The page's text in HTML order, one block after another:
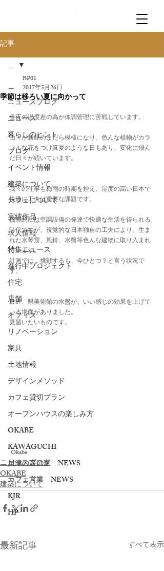
記事
＿
ニュースブログ
ニュース
暮らしのヒント
ブログ
イベント情報
建築について
カフェについて
実績作品
求人情報
特集ニュース
進行中プロジェクト
住宅
店舗
オフィス
リノベーション
家具
土地情報
デザインメソッド
カフェ貸切プラン
オープンハウスの楽しみ方
OKABE
KAWAGUCHI
貝津の森の家 NEWS
カフェ営業 NEWS
KJR
HP
＿
季節は移ろい夏に向かって
BP01
2017年5月26日
昼夜の温度差の為か体調管理に苦戦しています。
山々が新緑のまだら模様になり、色んな植物がカラ
フルな花をつけ真夏のような日もあり、変化に飛ん
だ日々が続いています。
我々の仕事も梅雨の時期を控え、湿度の高い日本で
快適に工夫は重要な課題です。
機能的には空調設備の発達で快適な生活を得られる
時代ですが、視覚的な日本独自の工夫により、生ま
れた水琴窟、風鈴、水盤等色んな建物に取り入まれ
ています。
計画では，挑戦するも、今ひとつ？と言う状況で
す。
最近、県美術館の水盤が、いい感じの効果を上げて
いる場面がありました。
見習いたいものです。
Okabe
ニュースブログ
OKABE
建築について
最新記事 すべて表示